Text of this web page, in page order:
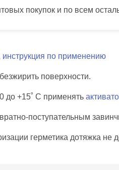
покупок и по всем
по применению
поверхности.
до +15˚ С применять
поступательным
герметика дотяжка не